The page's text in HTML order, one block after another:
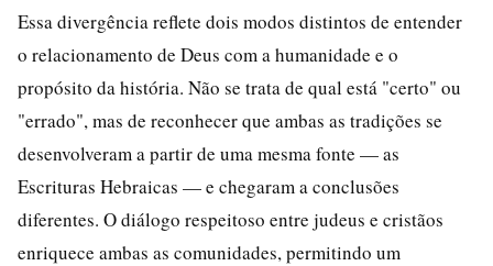
Essa divergência reflete dois modos distintos de entender
o relacionamento de Deus com a humanidade e o
propósito da história. Não se trata de qual está "certo" ou
"errado", mas de reconhecer que ambas as tradições se
desenvolveram a partir de uma mesma fonte — as
Escrituras Hebraicas — e chegaram a conclusões
diferentes. O diálogo respeitoso entre judeus e cristãos
enriquece ambas as comunidades, permitindo um